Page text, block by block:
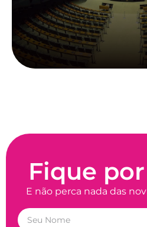
Fique
E não perca nada das